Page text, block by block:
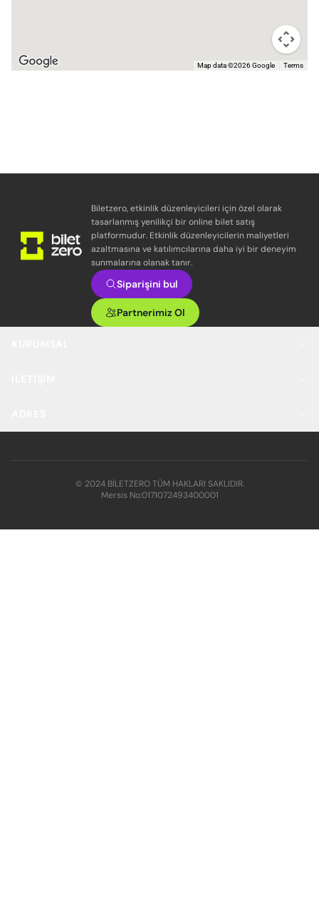
Map data ©2026 Google Terms
Biletzero, etkinlik düzenleyicileri için özel olarak
tasarlanmış yenilikçi bir online bilet satış
platformudur. Etkinlik düzenleyicilerin maliyetleri
azaltmasına ve katılımcılarına daha iyi bir deneyim
sunmalarına olanak tanır.
Siparişini bul
Partnerimiz Ol
© 2024 BİLETZERO TÜM HAKLARI SAKLIDIR.
Mersis No:0171072493400001